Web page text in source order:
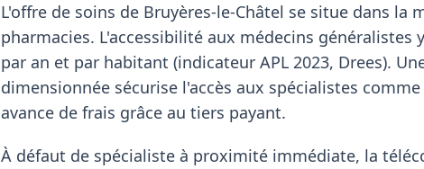
L'offre de soins de Bruyères-le-Châtel se situe dans la
pharmacies. L'accessibilité aux médecins généralistes
par an et par habitant (indicateur APL 2023, Drees).
dimensionnée sécurise l'accès aux spécialistes
avance de frais grâce au tiers payant.
À défaut de spécialiste à proximité immédiate, la